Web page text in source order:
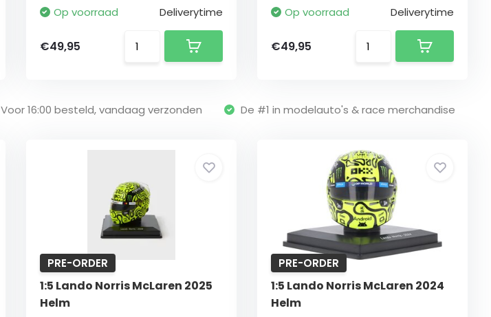
Op voorraad Deliverytime
€49,95
Op voorraad Deliverytime
€49,95
Voor 16:00 besteld, vandaag verzonden De #1 in modelauto's & race merchandise
PRE-ORDER
1:5 Lando Norris McLaren 2025
Helm
PRE-ORDER
1:5 Lando Norris McLaren 2024
Helm